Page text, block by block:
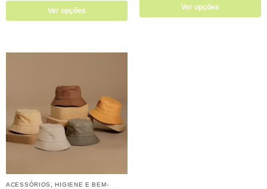
Ver opções Ver opções
ACESSÓRIOS ,HIGIENE E BEM-